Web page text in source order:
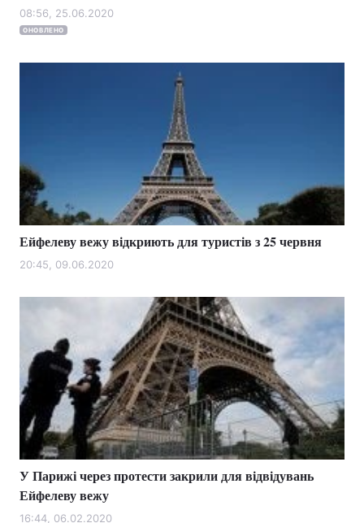
08:56, 25.06.2020
ОНОВЛЕНО
Ейфелеву вежу відкриють для туристів з 25 червня
20:45, 09.06.2020
У Парижі через протести закрили для відвідувань
Ейфелеву вежу
16:44, 06.02.2020